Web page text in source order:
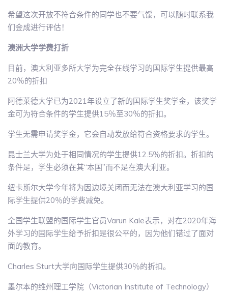
希望这次开放不符合条件的同学也不要气馁，可以随时联系我
们金成进行评估！
澳洲大学学费打折
目前，澳大利亚多所大学为完全在线学习的国际学生提供最高
20％的折扣
阿德莱德大学已为2021年设立了新的国际学生奖学金，该奖学
金可为符合条件的学生提供15％至30％的折扣。
学生无需申请奖学金，它会自动发放给符合资格要求的学生。
昆士兰大学为处于相同情况的学生提供12.5％的折扣。折扣的
条件是，学生必须在其“本国”而不是在澳大利亚。
纽卡斯尔大学今年将为因边境关闭而无法在澳大利亚学习的国
际学生提供20％的学费减免。
全国学生联盟的国际学生官员Varun Kale表示，对在2020年海
外学习的国际学生给予折扣是很公平的，因为他们错过了面对
面的教育。
Charles Sturt大学向国际学生提供30％的折扣。
墨尔本的维州理工学院（Victorian Institute of Technology）